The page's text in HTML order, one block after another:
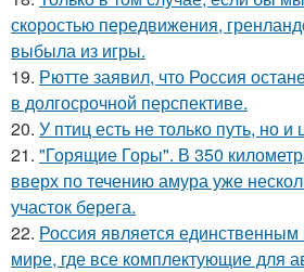
скоростью передвижения,
выбыла из игры.
19. Рютте заявил, что Россия
в долгосрочной перспективе.
20. У птиц есть не только путь, но и
21. "Горящие Горы". В 350
вверх по течению амура уже
участок берега.
22. Россия является единственным
мире, где все комплектующие для